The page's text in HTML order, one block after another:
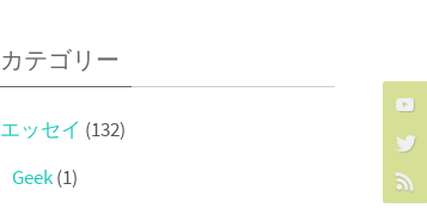
カテゴリー
エッセイ (132)
Geek(1)